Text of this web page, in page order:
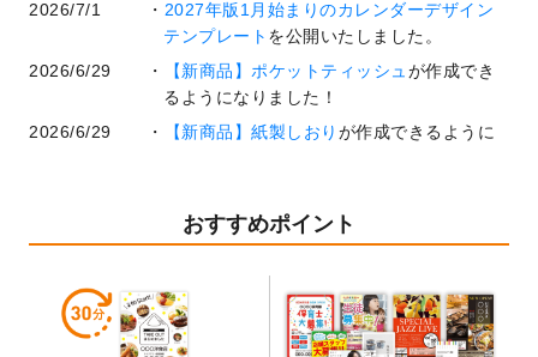
2026/7/1
2027年版1月始まりのカレンダーデザイン
テンプレート を公開いたしました。
2026/6/29
【新商品】ポケットティッシュが作成でき
るようになりました！
2026/6/29
【新商品】紙製しおり が作成できるように
業効率を上げる便利な操作方法3選！
開いたしました。
暑中見舞いのデザインテンプレート
しました。
2026/5/28
【新商品】マグネットステッカーが作成で
おすすめポイント